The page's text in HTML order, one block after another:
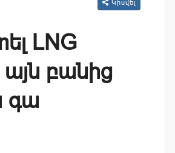
Կիսվել
LNG
այն բանից
գա